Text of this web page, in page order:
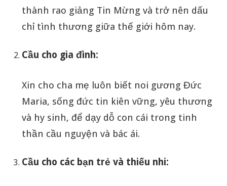
thành rao giảng Tin Mừng và trở nên dấu
chỉ tình thương giữa thế giới hôm nay.
Cầu cho gia đình:
Xin cho cha mẹ luôn biết noi gương Đức
Maria, sống đức tin kiên vững, yêu thương
và hy sinh, để dạy dỗ con cái trong tinh
thần cầu nguyện và bác ái.
Cầu cho các bạn trẻ và thiếu nhi: